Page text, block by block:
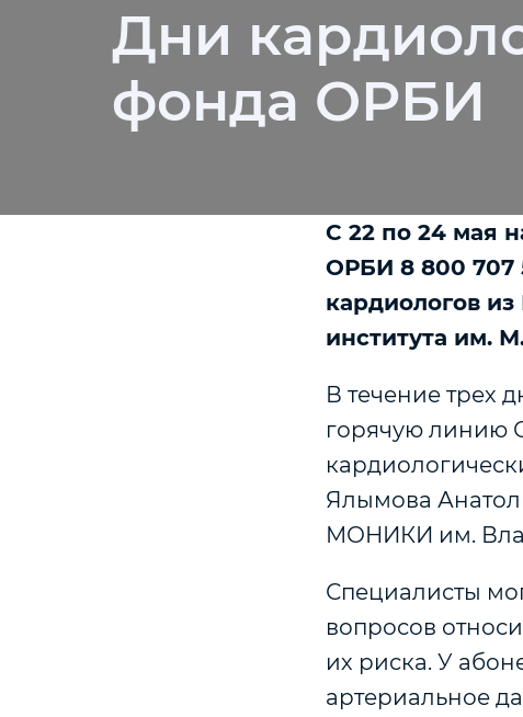
Дни
фонда ОРБИ
С 22 по 24 мая
ОРБИ 8 800 707
кардиологов
института им.
В течение трех
горячую линию
Ялымова
МОНИКИ им.
Специалисты
вопросов
их риска. У
артериальное